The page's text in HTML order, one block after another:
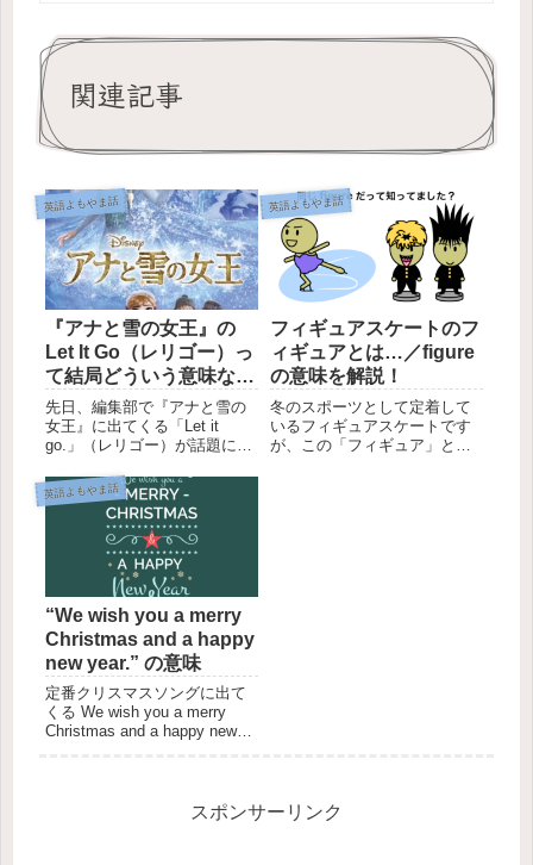
関連記事
英語よもやま話
『アナと雪の女王』の
Let It Go（レリゴー）っ
て結局どういう意味な
の？
先日、編集部で『アナと雪の
女王』に出てくる「Let it
go.」（レリゴー）が話題にあ
「go」（レット・イット・ゴ
ー）それぞれ単品ではそんな
に難しい単語ではないのに、
「Let it go.」だとイメージが
英語よもやま話
フィギュアスケートのフ
ィギュアとは…／figure
の意味を解説！
冬のスポーツとして定着して
いるフィギュアスケートです
が、この「フィギュア」とは
英語よもやま話
“We wish you a merry
Christmas and a happy
new year.” の意味
定番クリスマスソングに出て
くる We wish you a merry
Christmas and a happy new
スポンサーリンク